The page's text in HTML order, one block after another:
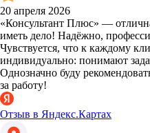
20 апреля 2026
«Консультант Плюс» —
иметь дело! Надёжно,
Чувствуется, что к каждому
индивидуально: понимают
Однозначно буду
за работу!
Отзыв в Яндекс.Картах